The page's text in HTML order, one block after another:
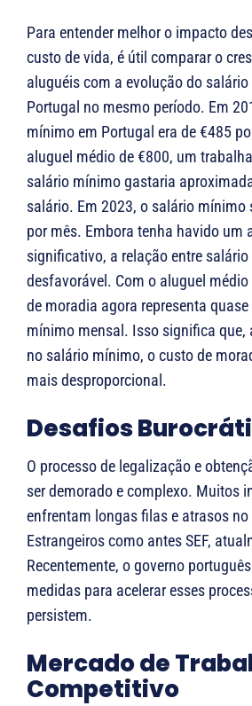
Para entender melhor o impacto
custo de vida, é útil comparar o
aluguéis com a evolução do
Portugal no mesmo período. Em
mínimo em Portugal era de €485
aluguel médio de €800, um
salário mínimo gastaria
salário. Em 2023, o salário mínimo
por mês. Embora tenha havido um
significativo, a relação entre
desfavorável. Com o aluguel
de moradia agora representa
mínimo mensal. Isso significa que,
no salário mínimo, o custo de
mais desproporcional.
Desafios
O processo de legalização e
ser demorado e complexo. Muitos
enfrentam longas filas e atrasos no
Estrangeiros como antes SEF,
Recentemente, o governo
medidas para acelerar esses
persistem​.
Mercado de
Competitivo